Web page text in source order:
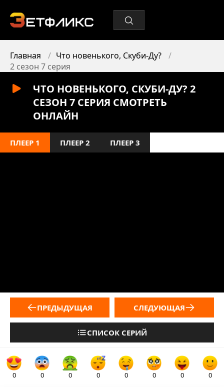
Главная
Что новенького, Скуби-Ду?
2 сезон 7 серия
ЧТО НОВЕНЬКОГО, СКУБИ-ДУ? 2
СЕЗОН 7 СЕРИЯ СМОТРЕТЬ
ОНЛАЙН
ПЛЕЕР 1 ПЛЕЕР 2 ПЛЕЕР 3
ПРЕДЫДУЩАЯ
СПИСОК СЕРИЙ
СЛЕДУЮЩАЯ
0 0 0 0 0 0 0 0